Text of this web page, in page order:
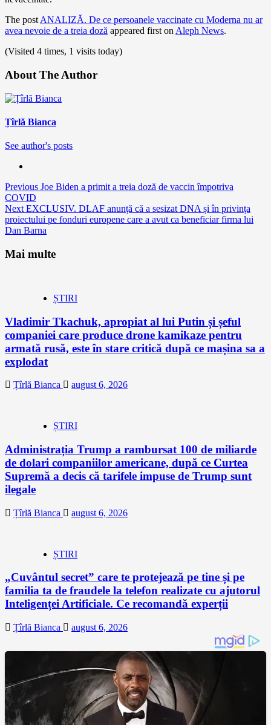
The postANALIZĂ. De ce persoanele vaccinate cu Moderna nu ar
avea nevoie de a treia doză appeared first onAleph News.
(Visited 4 times, 1 visits today)
About The Author
Țîrlă Bianca
See author's posts
Continue
Reading
Previous Joe Biden a primit a treia doză de vaccin împotriva
COVID
NextEXCLUSIV. DLAF anunță că a sesizat DNA și în privința
proiectului pe fonduri europene care a avut ca beneficiar firma lui
Dan Barna
Mai multe
ȘTIRI
Vladimir Tkachuk, apropiat al lui Putin și șeful
companiei care produce drone kamikaze pentru
armată rusă, este în stare critică după ce mașina sa a
explodat
Țîrlă Bianca august 6, 2026
ȘTIRI
Administrația Trump a rambursat 100 de miliarde
de dolari companiilor americane, după ce Curtea
Supremă a decis că tarifele impuse de Trump sunt
ilegale
Țîrlă Bianca august 6, 2026
ȘTIRI
„Cuvântul secret” care te protejează pe tine și pe
familia ta de fraudele la telefon realizate cu ajutorul
Inteligenței Artificiale. Ce recomandă experții
Țîrlă Bianca august 6, 2026